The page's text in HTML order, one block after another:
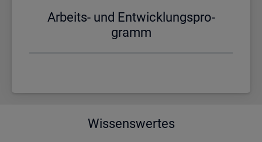
Ar­beits- und Ent­wick­lungs­pro­
gramm
Wissenswertes